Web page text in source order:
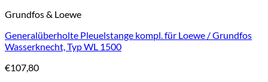
Grundfos & Loewe
Generalüberholte Pleuelstange kompl. für Loewe / Grundfos
Wasserknecht, Typ WL 1500
€107,80